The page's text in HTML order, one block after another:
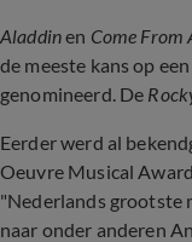
Aladdinen Come From
de meeste kans op
genomineerd. De
Eerder werd al
Oeuvre Musical
"Nederlands grootste
naar onder anderen